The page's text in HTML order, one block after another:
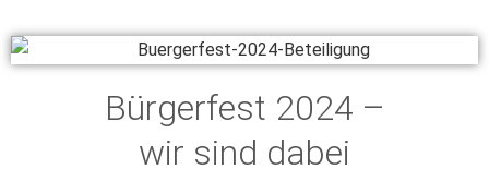
Bürgerfest 2024 –
wir sind dabei